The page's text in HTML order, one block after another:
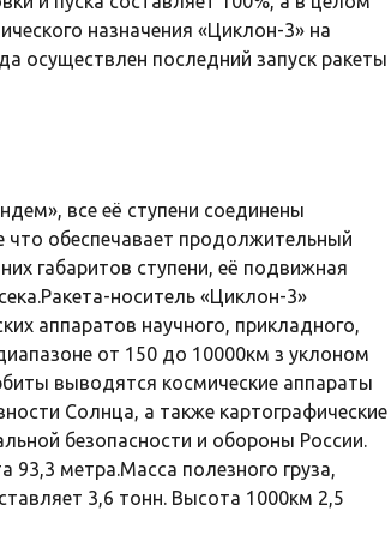
назначения «Циклон-3» на
осуществлен последний запуск ракеты
все её ступени соединены
что обеспечавает продолжительный
габаритов ступени, её подвижная
носитель «Циклон-3»
аппаратов научного, прикладного,
от 150 до 10000км з уклоном
выводятся космические аппараты
Солнца, а также картографические
безопасности и обороны России.
93,3 метра.Масса полезного груза,
3,6 тонн. Высота 1000км 2,5